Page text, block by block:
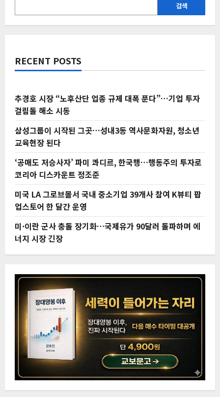
검색
RECENT POSTS
추경호 시장 “노후산단 업종 규제 대폭 푼다”…기업 투자
걸림돌 해소 시동
삼성그룹이 시작된 그곳…성내3동 역사문화자원, 청소년
교육현장 된다
‘공매도 저승사자’ 파미 콰디르, 한국행…행동주의 투자로
코리아 디스카운트 정조준
미국 LA 그로브몰서 국내 중소기업 39개사 참여 K뷰티 팝
업스토어 한 달간 운영
미·이란 군사 충돌 장기화…국제유가 90달러 돌파하며 에
너지 시장 긴장